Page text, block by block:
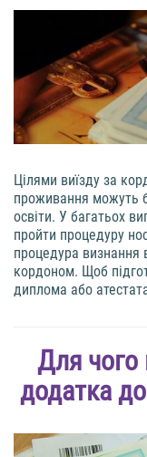
Цілями виїзду за
проживання можуть
освіти. У багатьох
пройти процедуру
процедура визнання
кордоном. Щоб
диплома або
Для чого
додатка